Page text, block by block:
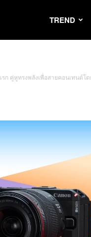
TREND
คู่หูทรงพลังเพื่อสายคอนเทนต์โ